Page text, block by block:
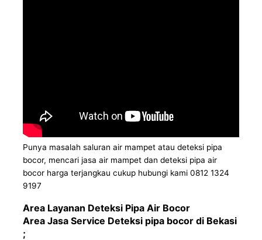
Punya masalah saluran air mampet atau deteksi pipa
bocor, mencari jasa air mampet dan deteksi pipa air
bocor harga terjangkau cukup hubungi kami 0812 1324
9197
Area Layanan Deteksi Pipa Air Bocor
Area Jasa Service Deteksi pipa bocor di Bekasi
;